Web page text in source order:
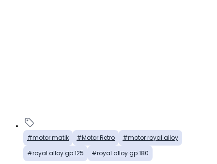
motor matik Motor Retro
motor royal alloy
royal alloy gp 125
royal alloy gp 180